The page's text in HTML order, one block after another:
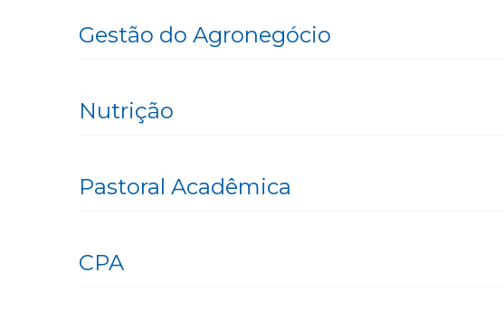
Gestão do Agronegócio
Nutrição
Pastoral Acadêmica
CPA